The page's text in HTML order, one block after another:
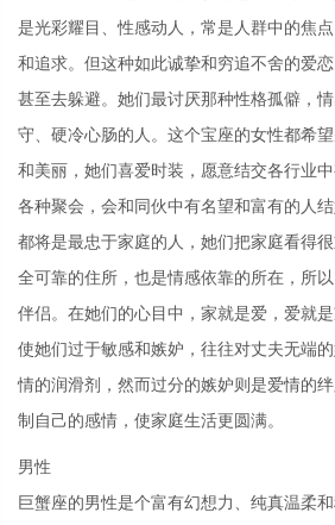
是光彩耀目、性感动人，常是人群中的焦
和追求。但这种如此诚挚和穷追不舍的爱
甚至去躲避。她们最讨厌那种性格孤僻，
守、硬冷心肠的人。这个宝座的女性都希
和美丽，她们喜爱时装，愿意结交各行业
各种聚会，会和同伙中有名望和富有的人
都将是最忠于家庭的人，她们把家庭看得
全可靠的住所，也是情感依靠的所在，所
伴侣。在她们的心目中，家就是爱，爱就
使她们过于敏感和嫉妒，往往对丈夫无端
情的润滑剂，然而过分的嫉妒则是爱情的
制自己的感情，使家庭生活更圆满。
男性
巨蟹座的男性是个富有幻想力、纯真温柔